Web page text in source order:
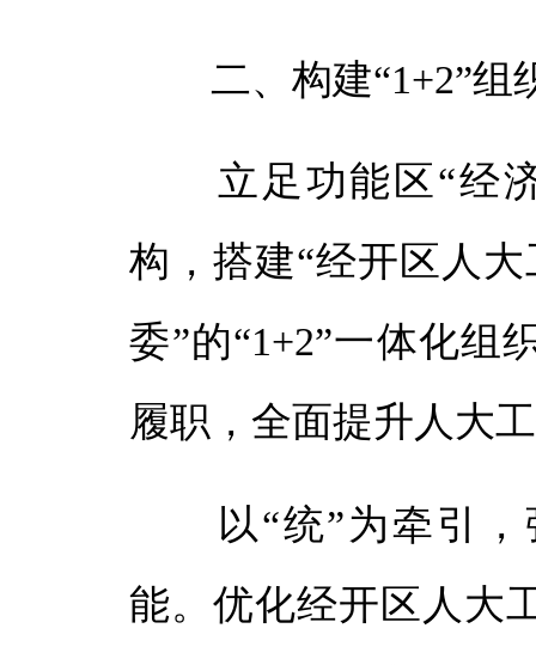
二、构建“1+2”组
立足功能区“经济
构，搭建“经开区人
委”的“1+2”一体化组
履职，全面提升人大
以“统”为牵引，
能。优化经开区人大